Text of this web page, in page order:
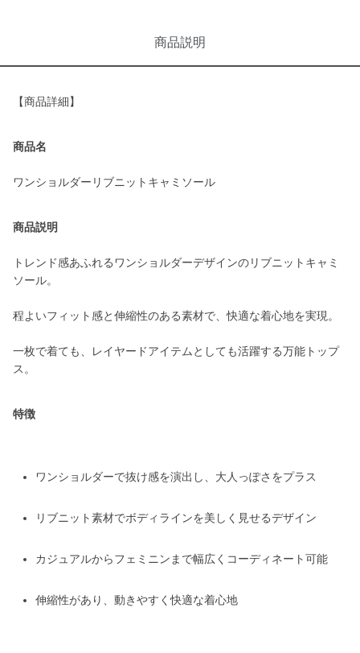
商品説明
【商品詳細】
商品名
ワンショルダーリブニットキャミソール
商品説明
トレンド感あふれるワンショルダーデザインのリブニットキャミ
ソール。
程よいフィット感と伸縮性のある素材で、快適な着心地を実現。
一枚で着ても、レイヤードアイテムとしても活躍する万能トップ
ス。
特徴
ワンショルダーで抜け感を演出し、大人っぽさをプラス
リブニット素材でボディラインを美しく見せるデザイン
カジュアルからフェミニンまで幅広くコーディネート可能
伸縮性があり、動きやすく快適な着心地